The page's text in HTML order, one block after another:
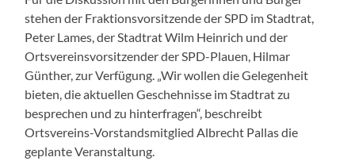
stehen der Fraktionsvorsitzende der SPD im Stadtrat,
Peter Lames, der Stadtrat Wilm Heinrich und der
Ortsvereinsvorsitzender der SPD-Plauen, Hilmar
Günther, zur Verfügung. „Wir wollen die Gelegenheit
bieten, die aktuellen Geschehnisse im Stadtrat zu
besprechen und zu hinterfragen“, beschreibt
Ortsvereins-Vorstandsmitglied Albrecht Pallas die
geplante Veranstaltung.